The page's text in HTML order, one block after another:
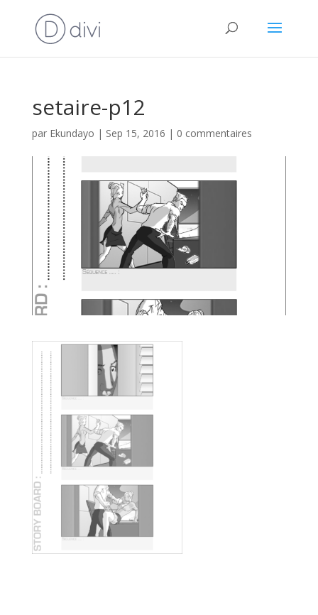
setaire-p12
par Ekundayo | Sep 15, 2016 | 0 commentaires